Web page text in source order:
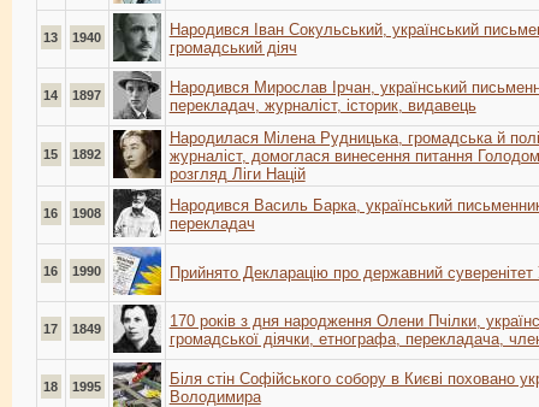
13 1940
Народився Іван Сокульський, український
громадський діяч
14 1897
Народився Мирослав Ірчан, український
перекладач, журналіст, історик, видавець
15 1892
Народилася Мілена Рудницька, громадська й
журналіст, домоглася винесення питання
розгляд Ліги Націй
16 1908
Народився Василь Барка, український
перекладач
16 1990 Прийнято Декларацію про державний суверенітет
17 1849
170 років з дня народження Олени Пчілки,
громадської діячки, етнографа, перекладача,
18 1995
Біля стін Софійського собору в Києві поховано
Володимира